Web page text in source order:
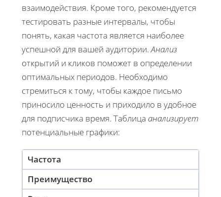
взаимодействия. Кроме того, рекомендуется
тестировать разные интервалы, чтобы
понять, какая частота является наиболее
успешной для вашей аудитории.Анализ
открытий и кликов поможет в определении
оптимальных периодов. Необходимо
стремиться к тому, чтобы каждое письмо
приносило ценность и приходило в удобное
для подписчика время. Таблица анализирует
потенциальные графики:
Частота
Преимущество